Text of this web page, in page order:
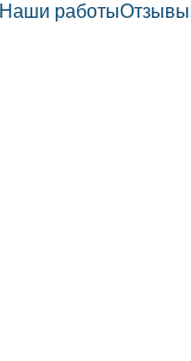
Наши работыОтзывы